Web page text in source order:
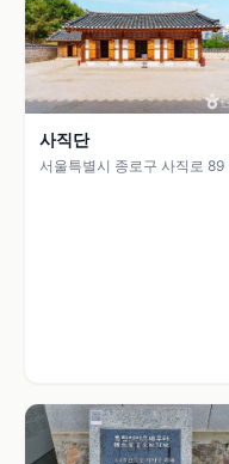
사직단
서울특별시 종로구 사직로 89